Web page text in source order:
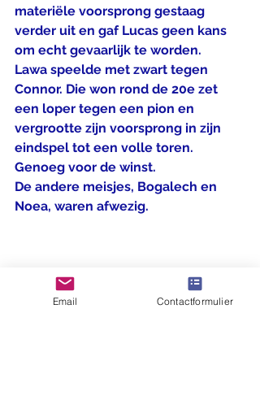
materiële voorsprong gestaag
verder uit en gaf Lucas geen kans
om echt gevaarlijk te worden.
Lawa speelde met zwart tegen
Connor. Die won rond de 20e zet
een loper tegen een pion en
vergrootte zijn voorsprong in zijn
eindspel tot een volle toren.
Genoeg voor de winst.
De andere meisjes, Bogalech en
Noea, waren afwezig.
Email Contactformulier